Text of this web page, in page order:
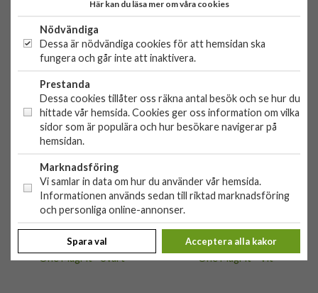
När kan jag få min order?
FINNS ÄVEN I DESSA FÄRGER
Här kan du läsa mer om våra cookies
Nödvändiga
Dessa är nödvändiga cookies för att hemsidan ska
fungera och går inte att inaktivera.
Prestanda
Dessa cookies tillåter oss räkna antal besök och se hur du
hittade vår hemsida. Cookies ger oss information om vilka
sidor som är populära och hur besökare navigerar på
hemsidan.
Marknadsföring
Vi samlar in data om hur du använder vår hemsida.
Informationen används sedan till riktad marknadsföring
och personliga online-annonser.
Spara val Acceptera alla kakor